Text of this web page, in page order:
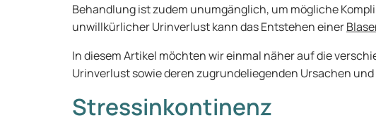
Behandlung ist zudem unumgänglich, um mögliche
unwillkürlicher Urinverlust kann das Entstehen einer
In diesem Artikel möchten wir einmal näher auf die
Urinverlust sowie deren zugrundeliegenden Ursachen
Stressinkontinenz